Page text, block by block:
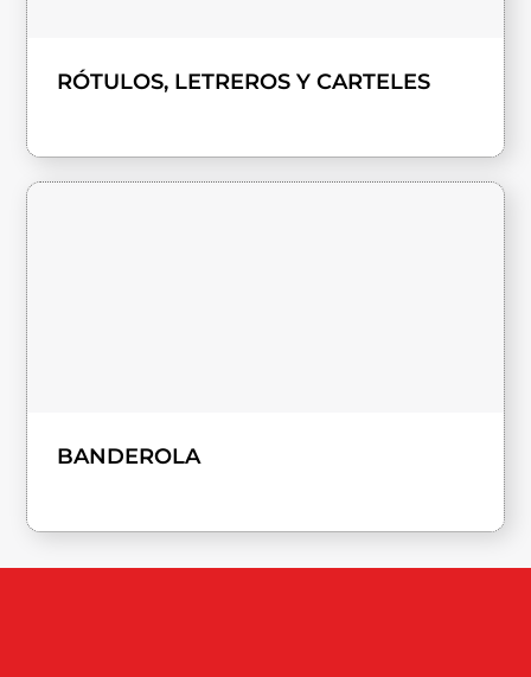
RÓTULOS, LETREROS Y CARTELES
BANDEROLA